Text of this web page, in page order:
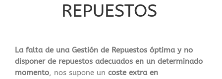
REPUESTOS
La falta de una Gestión de Repuestos óptima y no
disponer de repuestos adecuados en un determinado
momento, nos supone un coste extra en